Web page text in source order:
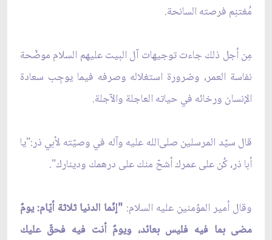
مُغتنِم فرصته السانحة.
مِن أجل ذلك جاءت توجيهات آل البيت عليهم ‌السلام موضّحة
نفاسة العمر، وضرورة استغلاله وصرفه فيما يوجِب سعادة
الإنسان ورخائه في حياته العاجلة والآجلة.
قال سيّد المرسلين صلى‌الله ‌عليه‌ وآله في وصيّته لأبي ذر:"يا
أبا ذر، كُن على عمرك أشحّ منك على درهمك ودينارك".
وقال أمير المؤمنين عليه ‌السلام: "إنّما الدنيا ثلاثة أيّام: يومٌ
مضى بما فيه فليس بعائد، ويومٌ أنت فيه فحقّ عليك